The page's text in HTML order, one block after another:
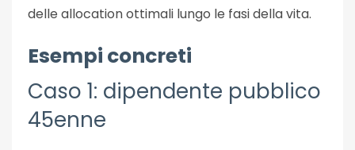
delle allocation ottimali lungo le fasi della vita.
Esempi concreti
Caso 1: dipendente pubblico
45enne